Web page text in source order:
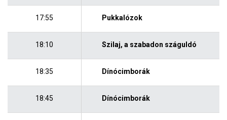
17:55 Pukkalózok
18:10 Szilaj, a szabadon száguldó
18:35 Dínócimborák
18:45 Dínócimborák